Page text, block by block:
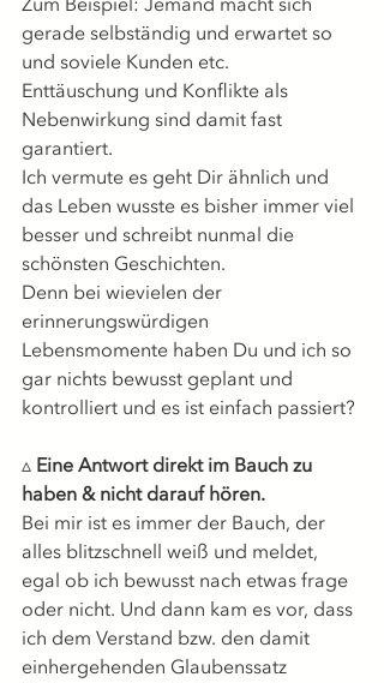
gerade selbständig und erwartet so
und soviele Kunden etc.
Enttäuschung und Konflikte als
Nebenwirkung sind damit fast
garantiert.
Ich vermute es geht Dir ähnlich und
das Leben wusste es bisher immer viel
besser und schreibt nunmal die
schönsten Geschichten.
Denn bei wievielen der
erinnerungswürdigen
Lebensmomente haben Du und ich so
gar nichts bewusst geplant und
kontrolliert und es ist einfach passiert?
▵ Eine Antwort direkt im Bauch zu
haben & nicht darauf hören.
Bei mir ist es immer der Bauch, der
alles blitzschnell weiß und meldet,
egal ob ich bewusst nach etwas frage
oder nicht. Und dann kam es vor, dass
ich dem Verstand bzw. den damit
einhergehenden Glaubenssatz